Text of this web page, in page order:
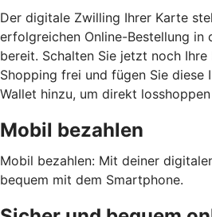
Der digitale Zwilling Ihrer Karte
erfolgreichen Online-Bestellung in
bereit. Schalten Sie jetzt noch
Shopping frei und fügen Sie diese
Wallet hinzu, um direkt
Mobil bezahlen
Mobil bezahlen: Mit deiner
bequem mit dem Smartphone.